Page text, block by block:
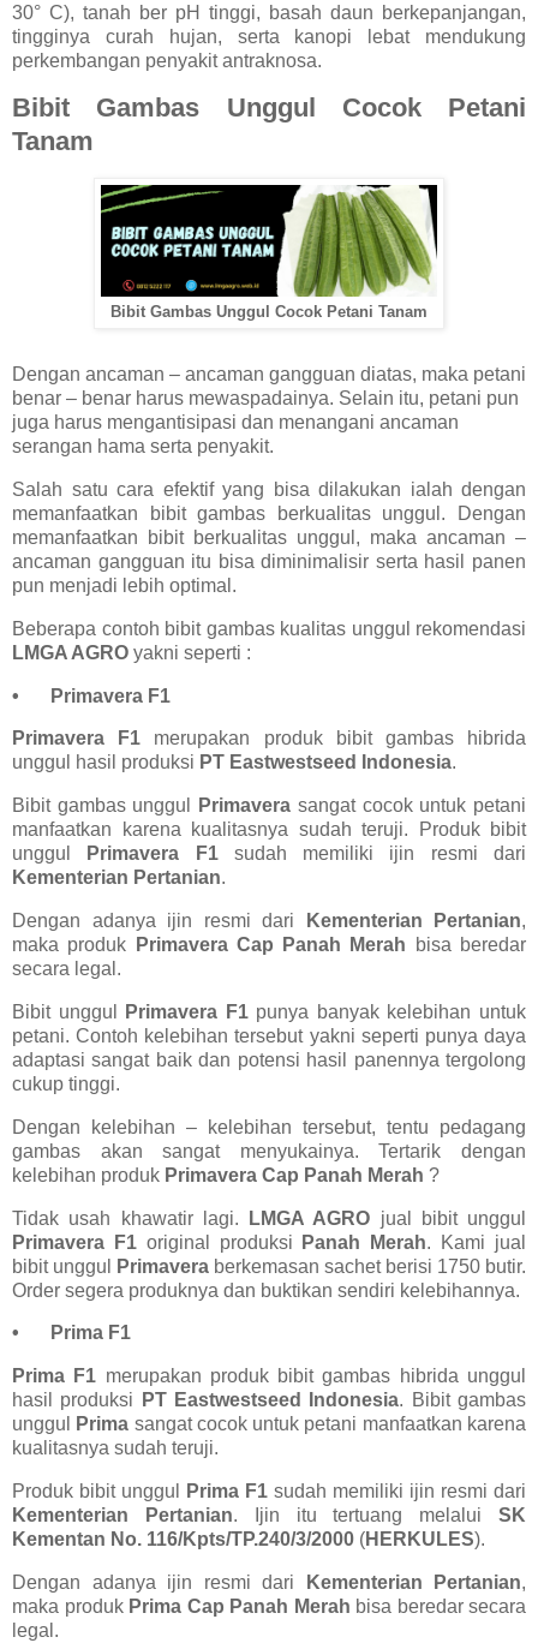
30° C), tanah ber pH tinggi, basah daun berkepanjangan,
tingginya curah hujan, serta kanopi lebat mendukung
perkembangan penyakit antraknosa.
Bibit Gambas Unggul Cocok Petani
Tanam
Bibit Gambas Unggul Cocok Petani Tanam
Dengan ancaman – ancaman gangguan diatas, maka petani
benar – benar harus mewaspadainya. Selain itu, petani pun
juga harus mengantisipasi dan menangani ancaman
serangan hama serta penyakit.
Salah satu cara efektif yang bisa dilakukan ialah dengan
memanfaatkan bibit gambas berkualitas unggul. Dengan
memanfaatkan bibit berkualitas unggul, maka ancaman –
ancaman gangguan itu bisa diminimalisir serta hasil panen
pun menjadi lebih optimal.
Beberapa contoh bibit gambas kualitas unggul rekomendasi
LMGA AGRO yakni seperti :
• Primavera F1
Primavera F1 merupakan produk bibit gambas hibrida
unggul hasil produksi PT Eastwestseed Indonesia.
Bibit gambas unggul Primavera sangat cocok untuk petani
manfaatkan karena kualitasnya sudah teruji. Produk bibit
unggul
Primavera F1sudah memiliki ijin resmi dari
Kementerian Pertanian.
Dengan adanya ijin resmi dari Kementerian Pertanian,
maka produk
Primavera Cap Panah Merah bisa beredar
secara legal.
Bibit unggul Primavera F1punya banyak kelebihan untuk
petani. Contoh kelebihan tersebut yakni seperti punya daya
adaptasi sangat baik dan potensi hasil panennya tergolong
cukup tinggi.
Dengan kelebihan – kelebihan tersebut, tentu pedagang
gambas akan sangat menyukainya. Tertarik dengan
kelebihan produk Primavera Cap Panah Merah ?
Tidak usah khawatir lagi. LMGA AGRO jual bibit unggul
Primavera F1original produksi Panah Merah. Kami jual
bibit unggul
Primavera berkemasan sachet berisi 1750 butir.
Order segera produknya dan buktikan sendiri kelebihannya.
• Prima F1
Prima F1 merupakan produk bibit gambas hibrida unggul
hasil produksi
PT Eastwestseed Indonesia. Bibit gambas
unggul
Prima sangat cocok untuk petani manfaatkan karena
kualitasnya sudah teruji.
Produk bibit unggul Prima F1 sudah memiliki ijin resmi dari
Kementerian Pertanian. Ijin itu tertuang melaluiSK
Kementan No. 116/Kpts/TP.240/3/2000 (HERKULES).
Dengan adanya ijin resmi dari Kementerian Pertanian,
maka produk Prima Cap Panah Merah bisa beredar secara
legal.